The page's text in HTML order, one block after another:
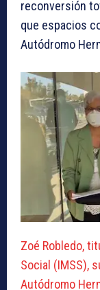
reconversión
que espacios
Autódromo
Zoé Robledo,
Social (IMSS),
Autódromo